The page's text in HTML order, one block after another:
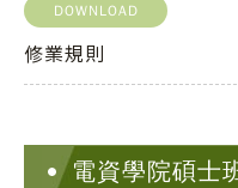
DOWNLOAD
修業規則
電資學院碩士